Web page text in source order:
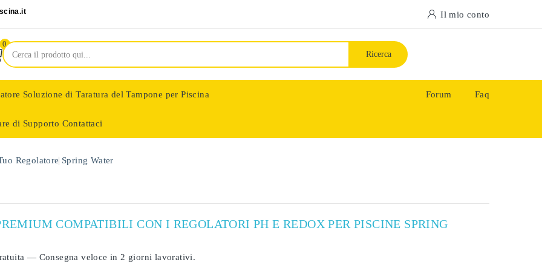
Il mio conto
0
Ricerca
Soluzione di Taratura del Tampone per Piscina
di Supporto Contattaci
Forum Faq
Regolatore Spring Water
COMPATIBILI CON I REGOLATORI PH E REDOX PER PISCINE SPRING
— Consegna veloce in 2 giorni lavorativi.